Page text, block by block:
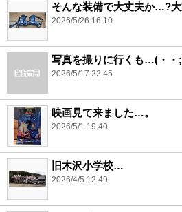
そんな装備で大丈夫か…?
2026/5/26 16:10
写真を撮りに行くも…(・・
2026/5/17 22:45
映画見て来ました…。
2026/5/1 19:40
旧木沢小学校…
2026/4/5 12:49